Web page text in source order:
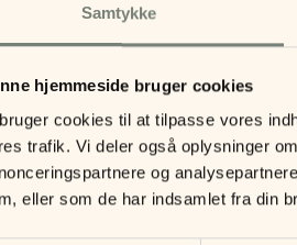
Samtykke
hjemmeside bruger cookies
cookies til at tilpasse vores
trafik. Vi deler også oplysninger
og
eller som de har indsamlet fra din
Pudder
& Highlight